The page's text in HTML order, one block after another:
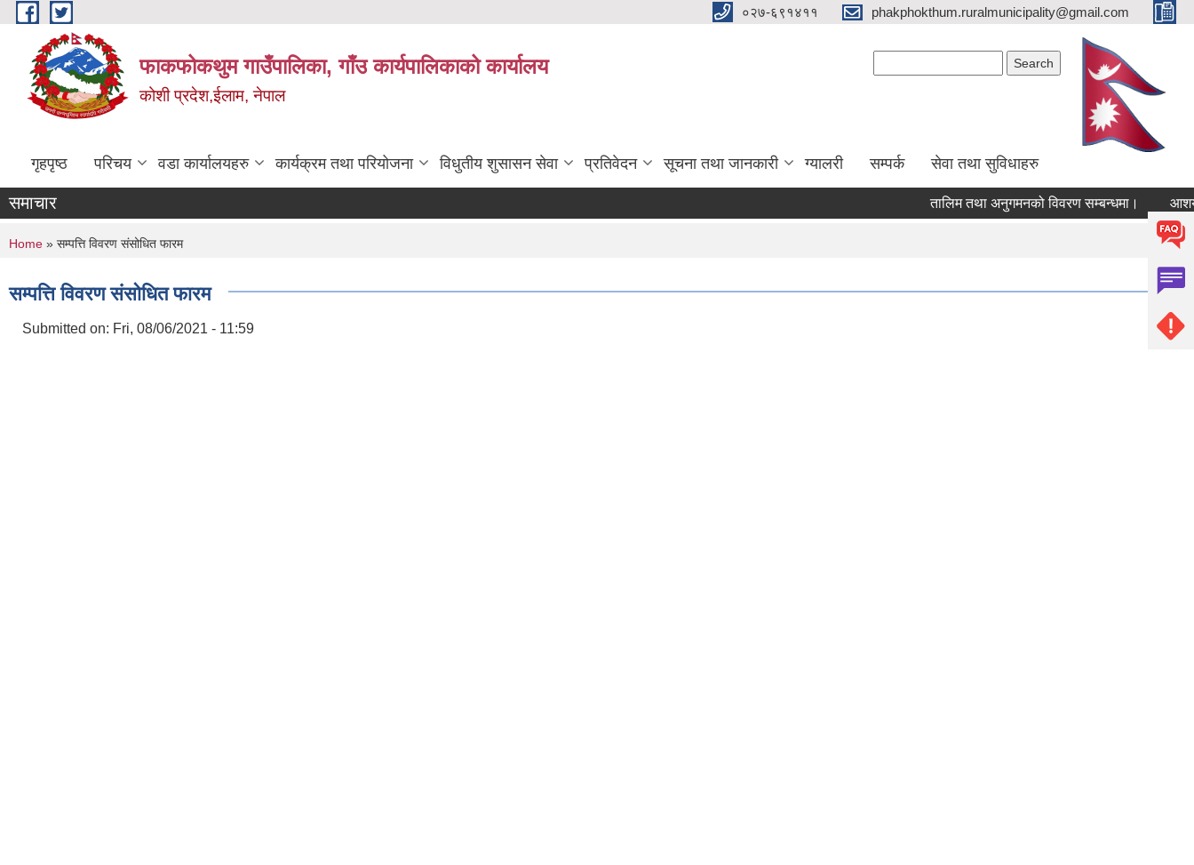
Skip to main content ०२७-६९१४११ phakphokthum.ruralmunicipality@gmail.com
फाकफोकथुम गाउँपालिका, गाँउ कार्यपालिकाको कार्यालय
कोशी प्रदेश,ईलाम, नेपाल
गृहपृष्ठ परिचय वडा कार्यालयहरु कार्यक्रम तथा परियोजना विधुतीय शुसासन सेवा प्रतिवेदन सूचना तथा जानकारी ग्यालरी सम्पर्क सेवा तथा सुविधाहरु
समाचार तालिम तथा अनुगमनको विवरण सम्बन्धमा।
You are here
Home » सम्पत्ति विवरण संसोधित फारम
सम्पत्ति विवरण संसोधित फारम
Submitted on: Fri, 08/06/2021 - 11:59